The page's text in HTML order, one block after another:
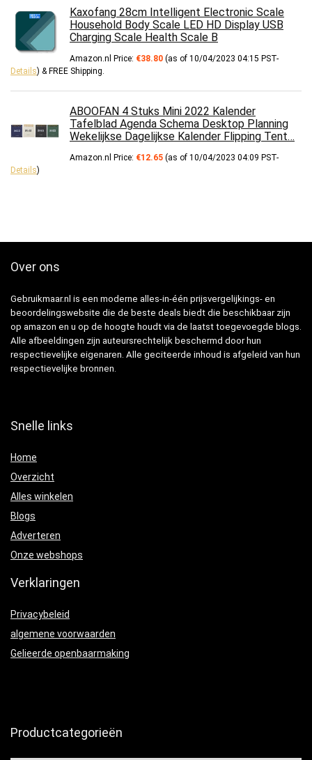
Kaxofang 28cm Intelligent Electronic Scale
Household Body Scale LED HD Display USB
Charging Scale Health Scale B
Amazon.nl Price: €38.80 (as of 10/04/2023 04:15 PST-
Details) & FREE Shipping.
ABOOFAN 4 Stuks Mini 2022 Kalender
Tafelblad Agenda Schema Desktop Planning
Wekelijkse Dagelijkse Kalender Flipping Tent…
Amazon.nl Price: €12.65 (as of 10/04/2023 04:09 PST-
Details)
Over ons
Gebruikmaar.nl is een moderne alles-in-één prijsvergelijkings- en
beoordelingswebsite die de beste deals biedt die beschikbaar zijn
op amazon en u op de hoogte houdt via de laatst toegevoegde blogs.
Alle afbeeldingen zijn auteursrechtelijk beschermd door hun
respectievelijke eigenaren. Alle geciteerde inhoud is afgeleid van hun
respectievelijke bronnen.
Snelle links
Home
Overzicht
Alles winkelen
Blogs
Adverteren
Onze webshops
Verklaringen
Privacybeleid
algemene voorwaarden
Gelieerde openbaarmaking
Productcategorieën